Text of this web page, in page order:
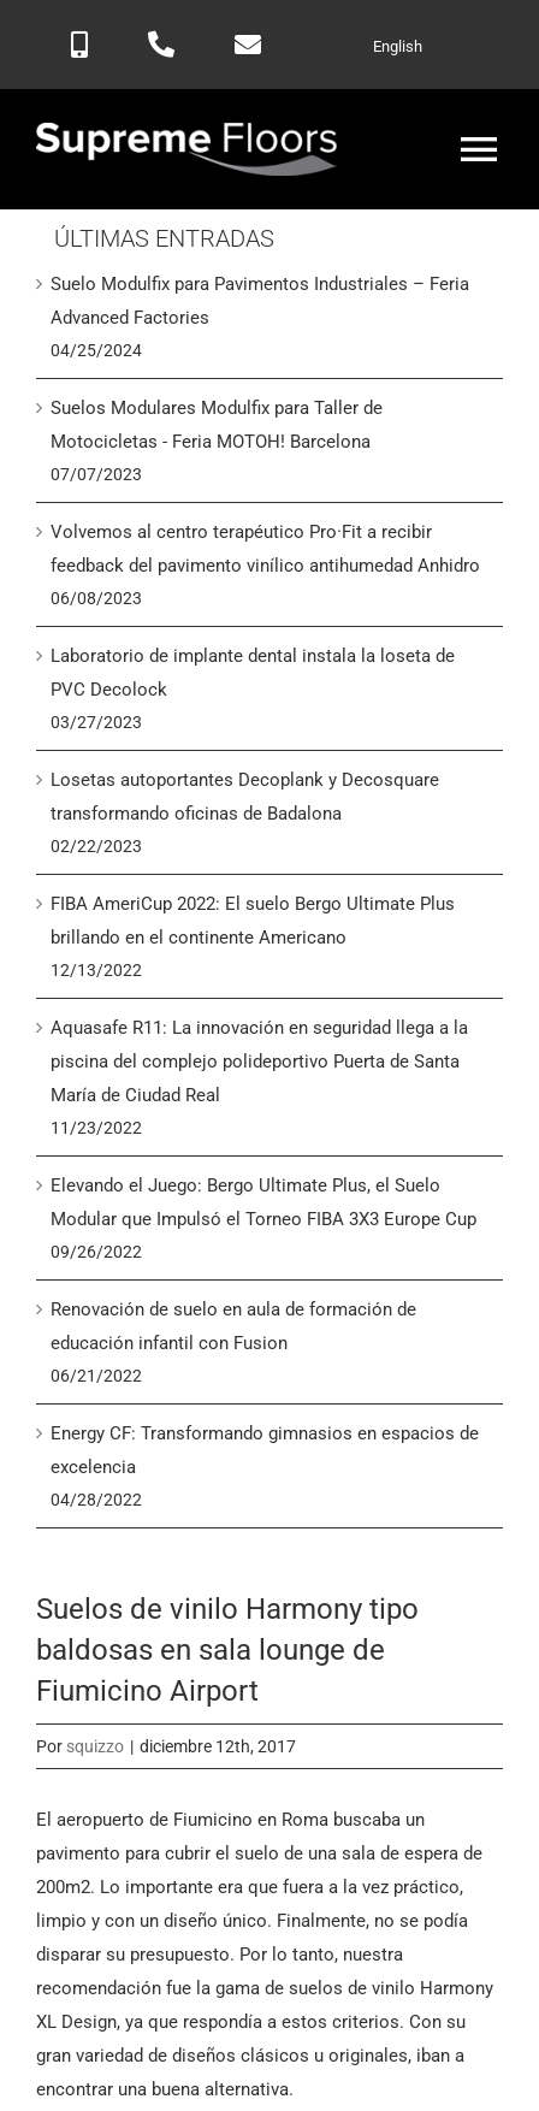
English
Inicio
Productos
Contactar
English
Suelos de vinilo Harmony tipo
baldosas en sala lounge de
Fiumicino Airport
Por squizzo | diciembre 12th, 2017
El aeropuerto de Fiumicino en Roma buscaba un
pavimento para cubrir el suelo de una sala de espera de
200m2. Lo importante era que fuera a la vez práctico,
limpio y con un diseño único. Finalmente, no se podía
disparar su presupuesto. Por lo tanto, nuestra
recomendación fue la gama de suelos de vinilo Harmony
XL Design, ya que respondía a estos criterios. Con su
gran variedad de diseños clásicos u originales, iban a
encontrar una buena alternativa.
ÚLTIMAS ENTRADAS
Suelo Modulfix para Pavimentos Industriales – Feria
Advanced Factories
04/25/2024
Suelos Modulares Modulfix para Taller de
Motocicletas - Feria MOTOH! Barcelona
07/07/2023
Volvemos al centro terapéutico Pro·Fit a recibir
feedback del pavimento vinílico antihumedad Anhidro
06/08/2023
Laboratorio de implante dental instala la loseta de
PVC Decolock
03/27/2023
Losetas autoportantes Decoplank y Decosquare
transformando oficinas de Badalona
02/22/2023
FIBA AmeriCup 2022: El suelo Bergo Ultimate Plus
brillando en el continente Americano
12/13/2022
Aquasafe R11: La innovación en seguridad llega a la
piscina del complejo polideportivo Puerta de Santa
María de Ciudad Real
11/23/2022
Elevando el Juego: Bergo Ultimate Plus, el Suelo
Modular que Impulsó el Torneo FIBA 3X3 Europe Cup
09/26/2022
Renovación de suelo en aula de formación de
educación infantil con Fusion
06/21/2022
Energy CF: Transformando gimnasios en espacios de
excelencia
04/28/2022